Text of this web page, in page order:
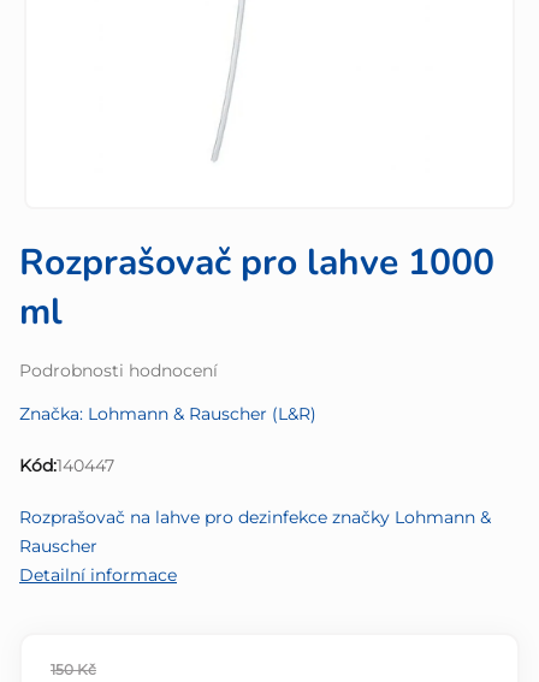
Rozprašovač pro lahve 1000
ml
Průměrné
produktu
0,0
Podrobnosti hodnocení
Značka: Lohmann & Rauscher (L&R)
Kód:140447
Rozprašovač na lahve pro dezinfekce značky Lohmann &
Rauscher
Detailní informace
150 Kč